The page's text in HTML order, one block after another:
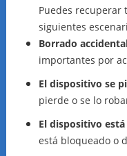
Puedes recuperar
siguientes
Borrado
importantes por
El dispositivo se
pierde o se lo
El dispositivo
está bloqueado o